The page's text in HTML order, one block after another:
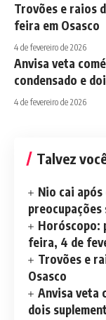
Trovões e raios
feira em Osasco
4 de fevereiro de 2026
Anvisa veta
condensado e
4 de fevereiro de 2026
Talvez
Nio cai
preocupações
Horóscopo:
feira, 4 de
Trovões e
Osasco
Anvisa veta
dois